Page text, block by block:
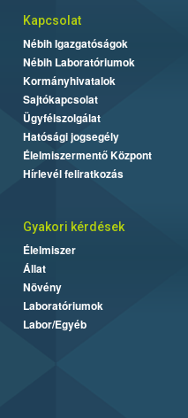
Kapcsolat
Nébih Igazgatóságok
Nébih Laboratóriumok
Kormányhivatalok
Sajtókapcsolat
Ügyfélszolgálat
Hatósági jogsegély
Élelmiszermentő Központ
Hírlevél feliratkozás
Gyakori kérdések
Élelmiszer
Állat
Növény
Laboratóriumok
Labor/Egyéb